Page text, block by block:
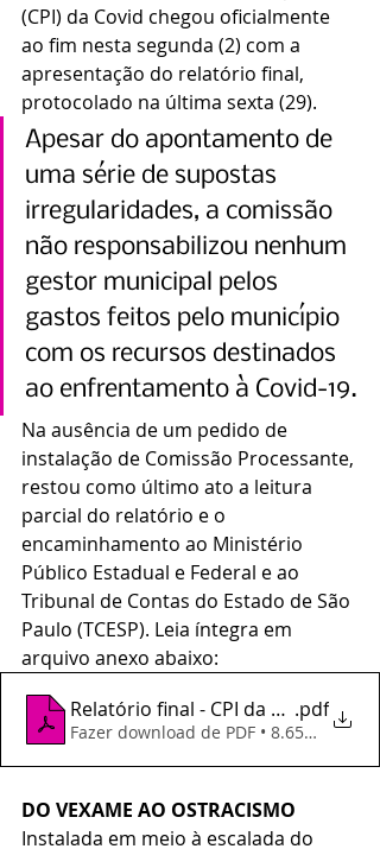
(CPI) da Covid chegou oficialmente
ao fim nesta segunda (2) com a
apresentação do relatório final,
protocolado na última sexta (29).
Apesar do apontamento de
uma série de supostas
irregularidades, a comissão
não responsabilizou nenhum
gestor municipal pelos
gastos feitos pelo município
com os recursos destinados
ao enfrentamento à Covid-19.
Na ausência de um pedido de
instalação de Comissão Processante,
restou como último ato a leitura
parcial do relatório e o
encaminhamento ao Ministério
Público Estadual e Federal e ao
Tribunal de Contas do Estado de São
Paulo (TCESP). Leia íntegra em
arquivo anexo abaixo:
Relatório final - CPI da Covid
.pdf
Fazer download de PDF • 8.65MB
DO VEXAME AO OSTRACISMO
Instalada em meio à escalada do